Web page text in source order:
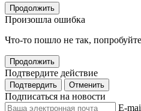
Продолжить
Произошла ошибка
Что-то пошло не так,
Продолжить
Подтвердите действие
Подтвердить Отменить
Подписаться на новости
E-